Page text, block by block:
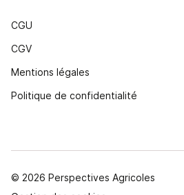
CGU
CGV
Mentions légales
Politique de confidentialité
© 2026 Perspectives Agricoles